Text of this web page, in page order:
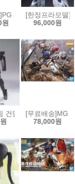
풀패키지
트레이 레드프레임
건담 아스트레이
[한정프라모델]
96,000원
어 하타케 카카시
3 [4573102573834]
건담[4573102592354]
[무료배송]MG
78,000원